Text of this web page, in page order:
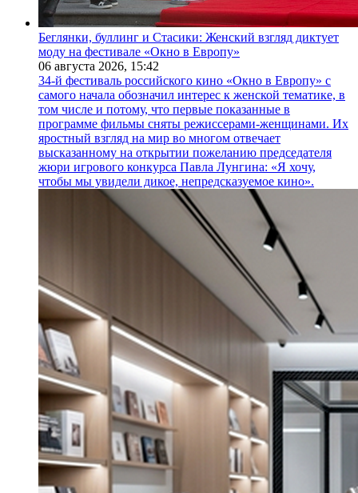
Беглянки, буллинг и Стасики: Женский взгляд диктует
моду на фестивале «Окно в Европу»
06 августа 2026, 15:42
34-й фестиваль российского кино «Окно в Европу» с
самого начала обозначил интерес к женской тематике, в
том числе и потому, что первые показанные в
программе фильмы сняты режиссерами-женщинами. Их
яростный взгляд на мир во многом отвечает
высказанному на открытии пожеланию председателя
жюри игрового конкурса Павла Лунгина: «Я хочу,
чтобы мы увидели дикое, непредсказуемое кино».